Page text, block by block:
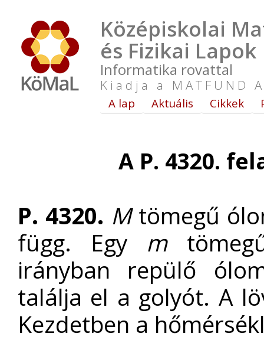
Középiskolai
és Fizikai Lapok
Informatika rovattal
Kiadja a MATFUND
A lap Aktuális Cikkek
A P. 4320.
P. 4320. Mtömegű
függ. Egy m
irányban repülő
találja el a golyót. A
Kezdetben a